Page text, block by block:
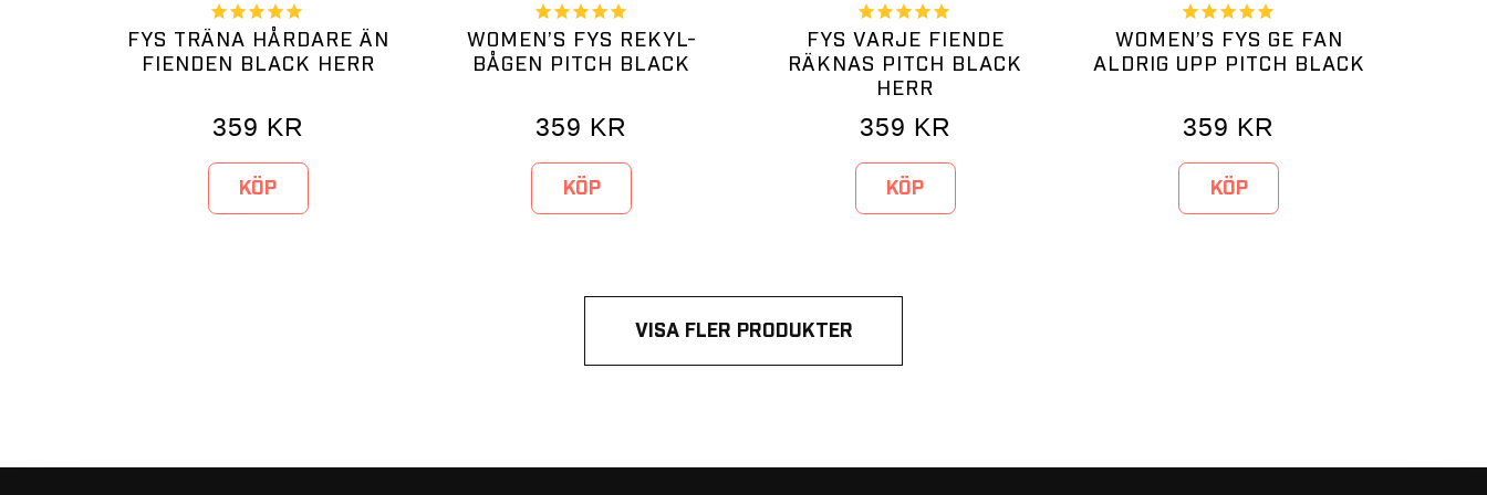
FYS TRÄNA HÅRDARE ÄN
FIENDEN BLACK HERR
359 KR
KÖP
WOMEN’S FYS REKYL-
BÅGEN PITCH BLACK
359 KR
KÖP
FYS VARJE FIENDE
RÄKNAS PITCH BLACK
HERR
359 KR
KÖP
WOMEN’S FYS GE FAN
ALDRIG UPP PITCH BLACK
359 KR
KÖP
VISA FLER PRODUKTER